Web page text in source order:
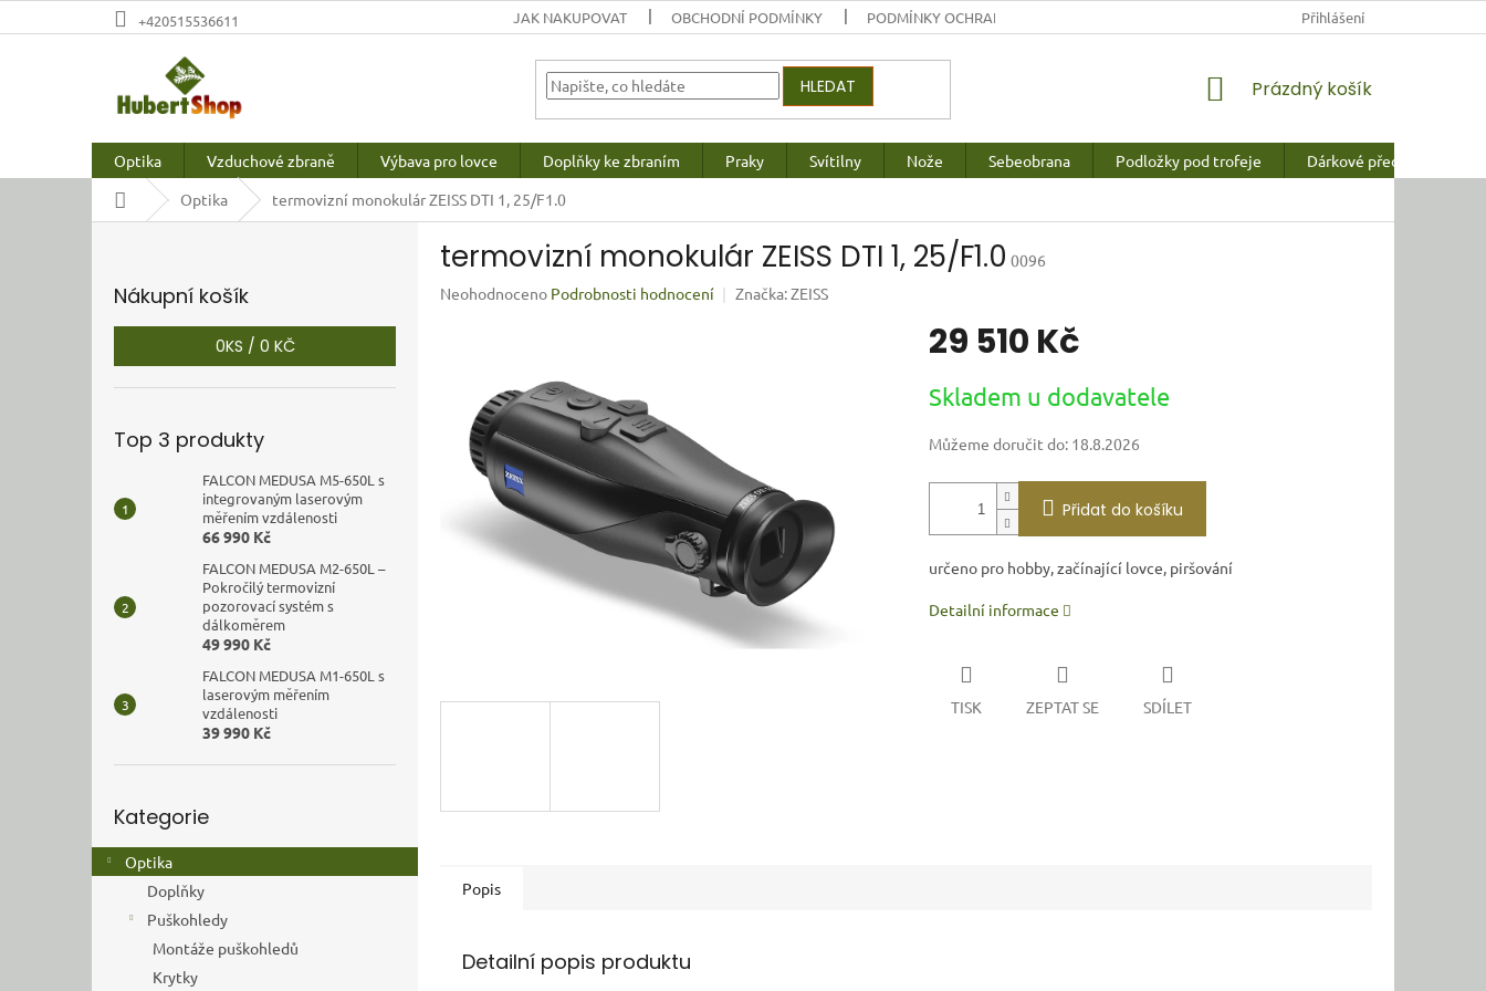
na
+420515536611 JAK NAKUPOVAT OBCHODNÍ PODMÍNKY PODMÍNKY OCHRANY OSOBNÍCH ÚDAJŮ Přihlášení
HLEDAT
NÁKUPNÍ
Prázdný košík
Optika Vzduchové zbraně Výbava pro lovce Doplňky ke zbraním Praky Svítilny Nože Sebeobrana Podložky pod trofeje
Dárkové předměty a
Domů
Optika termovizní monokulár ZEISS DTI 1, 25/F1.0
Nákupní košík
0KS / 0 KČ
Top 3 produkty
FALCON MEDUSA M5-650L s
integrovaným laserovým
měřením vzdálenosti
66 990 Kč
FALCON MEDUSA M2-650L –
Pokročilý termovizní
pozorovací systém s
dálkoměrem
49 990 Kč
FALCON MEDUSA M1-650L s
laserovým měřením
vzdálenosti
39 990 Kč
kategorie
Kategorie
Optika
Doplňky
Puškohledy
Montáže puškohledů
Krytky
termovizní monokulár ZEISS DTI 1, 25/F1.0 0096
Průměrné
hvězdiček.
Neohodnoceno Podrobnosti hodnocení Značka:ZEISS
29 510 Kč
cena:
Skladem u dodavatele
Můžeme doručit do: 18.8.2026
Přidat do košíku
určeno pro hobby, začínající lovce, piršování
Detailní informace
TISK ZEPTAT SE SDÍLET
Popis
Detailní popis produktu